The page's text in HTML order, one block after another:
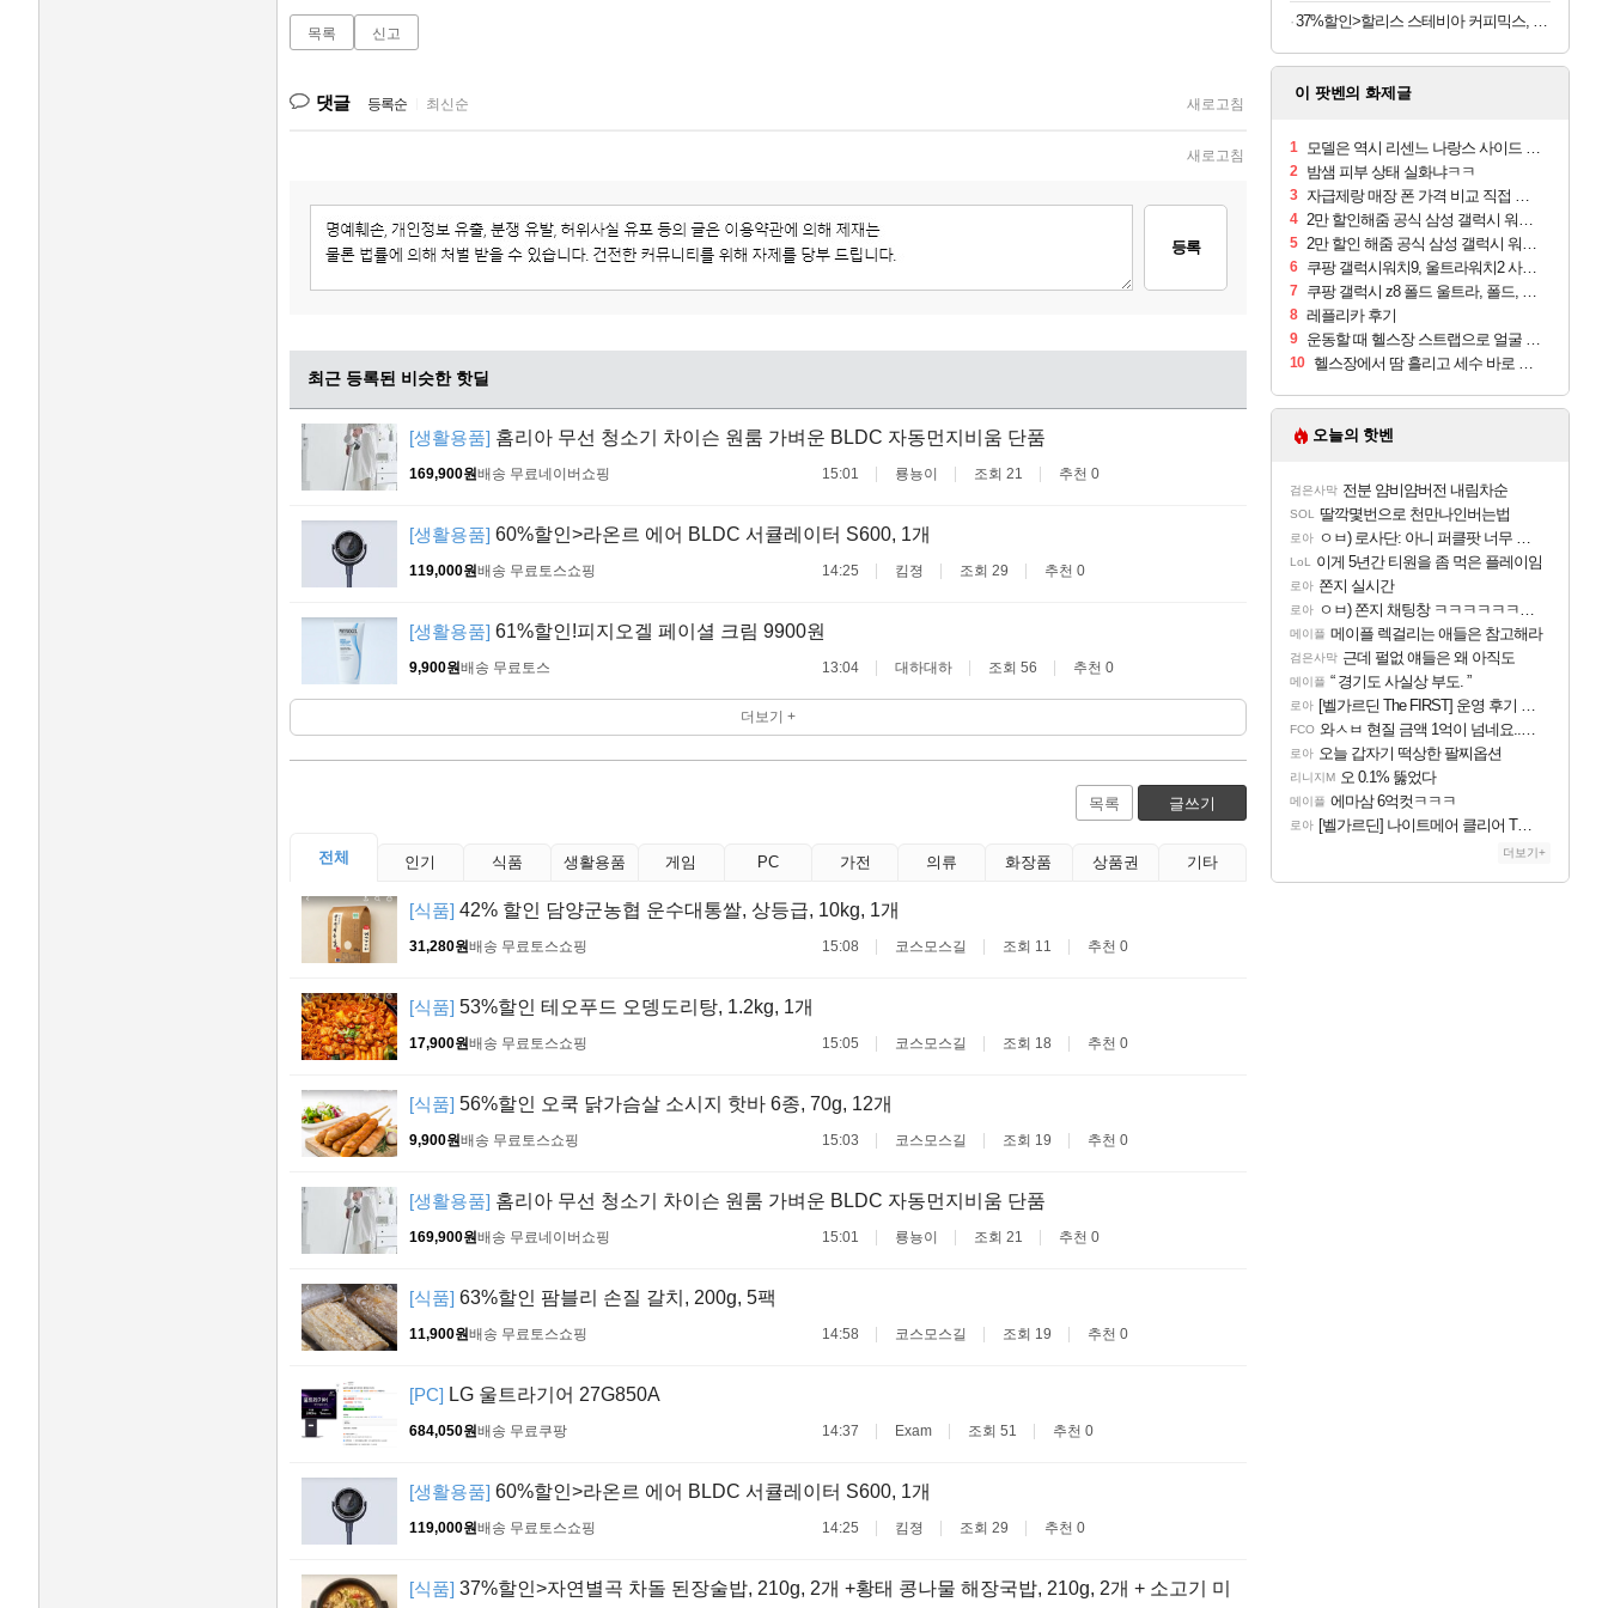
목록 신고
댓글 등록순 최신순 새로고침
새로고침
등록
최근 등록된 비슷한 핫딜
[생활용품] 홈리아 무선 청소기 차이슨 원룸 가벼운 BLDC 자동먼지비움 단품
169,900원배송 무료네이버쇼핑 15:01 룡뇽이 조회 21 추천 0
[생활용품] 60%할인>라온르 에어 BLDC 서큘레이터 S600, 1개
119,000원배송 무료토스쇼핑 14:25 킴졍 조회 29 추천 0
[생활용품] 61%할인!피지오겔 페이셜 크림 9900원
9,900원배송 무료토스 13:04 대하대하 조회 56 추천 0
더보기 +
목록 글쓰기
전체 인기 식품 생활용품 게임 PC 가전 의류 화장품 상품권 기타
[식품] 42% 할인 담양군농협 운수대통쌀, 상등급, 10kg, 1개
31,280원배송 무료토스쇼핑 15:08 코스모스길 조회 11 추천 0
[식품] 53%할인 테오푸드 오뎅도리탕, 1.2kg, 1개
17,900원배송 무료토스쇼핑 15:05 코스모스길 조회 18 추천 0
[식품] 56%할인 오쿡 닭가슴살 소시지 핫바 6종, 70g, 12개
9,900원배송 무료토스쇼핑 15:03 코스모스길 조회 19 추천 0
[생활용품] 홈리아 무선 청소기 차이슨 원룸 가벼운 BLDC 자동먼지비움 단품
169,900원배송 무료네이버쇼핑 15:01 룡뇽이 조회 21 추천 0
[식품] 63%할인 팜블리 손질 갈치, 200g, 5팩
11,900원배송 무료토스쇼핑 14:58 코스모스길 조회 19 추천 0
[PC] LG 울트라기어 27G850A
684,050원배송 무료쿠팡 14:37 Exam 조회 51 추천 0
[생활용품] 60%할인>라온르 에어 BLDC 서큘레이터 S600, 1개
119,000원배송 무료토스쇼핑 14:25 킴졍 조회 29 추천 0
[식품] 37%할인>자연별곡 차돌 된장술밥, 210g, 2개 +황태 콩나물 해장국밥, 210g, 2개 + 소고기 미
37%할인>할리스 스테비아 커피믹스, 9.5g, 100개입, 1개
이 팟벤의 화제글
1 모델은 역시 리센느 나랑스 사이드 1.25L 1박스
2 밤샘 피부 상태 실화냐ㅋㅋ
3 자급제랑 매장 폰 가격 비교 직접 안가도 되네요
4 2만 할인해줌 공식 삼성 갤럭시 워치9 크림, 40mm, 블루투스
5 2만 할인 해줌 공식 삼성 갤럭시 워치9 실버, 44mm, 블루투스
6 쿠팡 갤럭시워치9, 울트라워치2 사전구매 혜택 받아보세요
7 쿠팡 갤럭시 z8 폴드 울트라, 폴드, 플립 사전예약
8 레플리카 후기
9 운동할 때 헬스장 스트랩으로 얼굴 만졌다가 볼 뒤집어짐
10 헬스장에서 땀 흘리고 세수 바로 안 하면 트러블 나냐?
오늘의 핫벤
검은사막 전분 얌비얌버전 내림차순
SOL 딸깍몇번으로 천만나인버는법
로아 ㅇㅂ) 로사단: 아니 퍼클팟 너무 심하네 예의가 없어(?)
LoL 이게 5년간 티원을 좀 먹은 플레이임
로아 쫀지 실시간
로아 ㅇㅂ) 쫀지 채팅창 ㅋㅋㅋㅋㅋㅋㅋㅋㅋㅋㅋ
메이플 메이플 렉걸리는 애들은 참고해라
검은사막 근데 펄없 얘들은 왜 아직도
메이플 “ 경기도 사실상 부도. ”
로아 [벨가르딘 The FIRST] 운영 후기 + 1~3위 공대 축하 Ai짤
FCO 와ㅅㅂ 현질 금액 1억이 넘네요..다들 꼭 해보십셔ㅁㅊ
로아 오늘 갑자기 떡상한 팔찌옵션
리니지M 오 0.1% 뚫었다
메이플 에마삼 6억컷ㅋㅋㅋ
로아 [벨가르딘] 나이트메어 클리어 TOP10 알려드립니다.
더보기+